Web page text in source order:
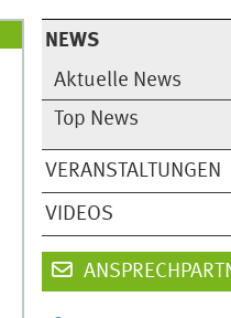
NEWS
Aktuelle News
Top News
VERANSTALTUNGEN
VIDEOS